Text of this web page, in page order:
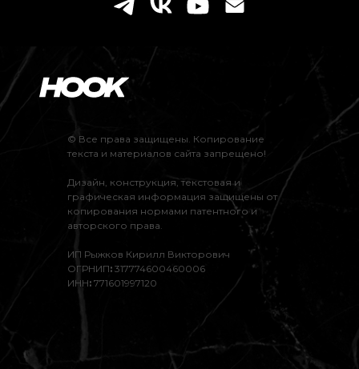
© Все права защищены. Копирование
текста и материалов сайта запрещено!
Дизайн, конструкция, текстовая и
графическая информация защищены от
копирования нормами патентного и
авторского права.
ИП Рыжков Кирилл Викторович
ОГРНИП: 317774600460006
ИНН: 771601997120